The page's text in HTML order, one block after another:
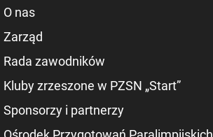
O nas
Zarząd
Rada zawodników
Kluby zrzeszone w PZSN „Start”
Sponsorzy i partnerzy